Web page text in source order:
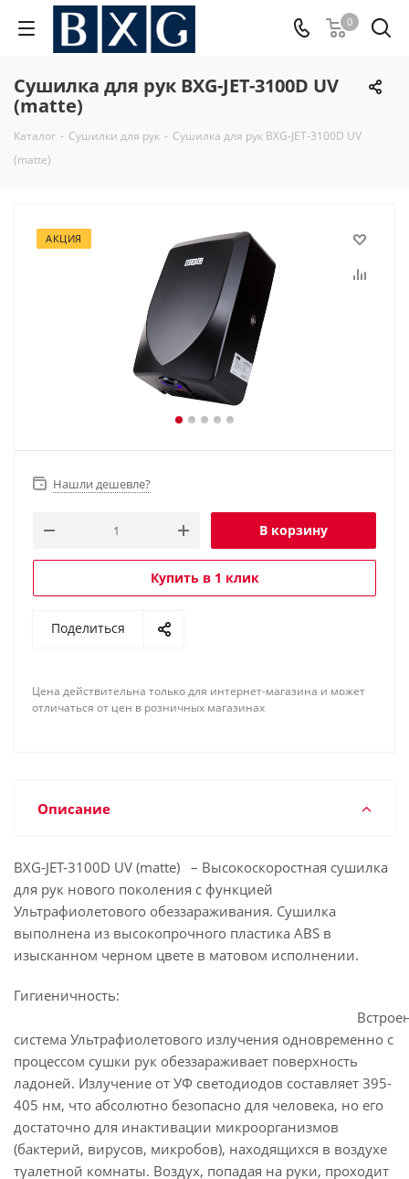
0
Сушилка для рук BXG-JET-3100D UV
(matte)
Каталог - Сушилки для рук - Сушилка для рук BXG-JET-3100D UV
(matte)
АКЦИЯ
Нашли дешевле?
В корзину
Купить в 1 клик
Поделиться
Цена действительна только для интернет-магазина и может
отличаться от цен в розничных магазинах
Описание
BXG-JET-3100D UV (matte) – Высокоскоростная сушилка
для рук нового поколения с функцией
Ультрафиолетового обеззараживания. Сушилка
выполнена из высокопрочного пластика ABS в
изысканном черном цвете в матовом исполнении.
Гигиеничность:
система Ультрафиолетового излучения одновременно с
процессом сушки рук обеззараживает поверхность
ладоней. Излучение от УФ светодиодов составляет 395-
405 нм, что абсолютно безопасно для человека, но его
достаточно для инактивации микроорганизмов
(бактерий, вирусов, микробов), находящихся в воздухе
туалетной комнаты. Воздух, попадая на руки, проходит